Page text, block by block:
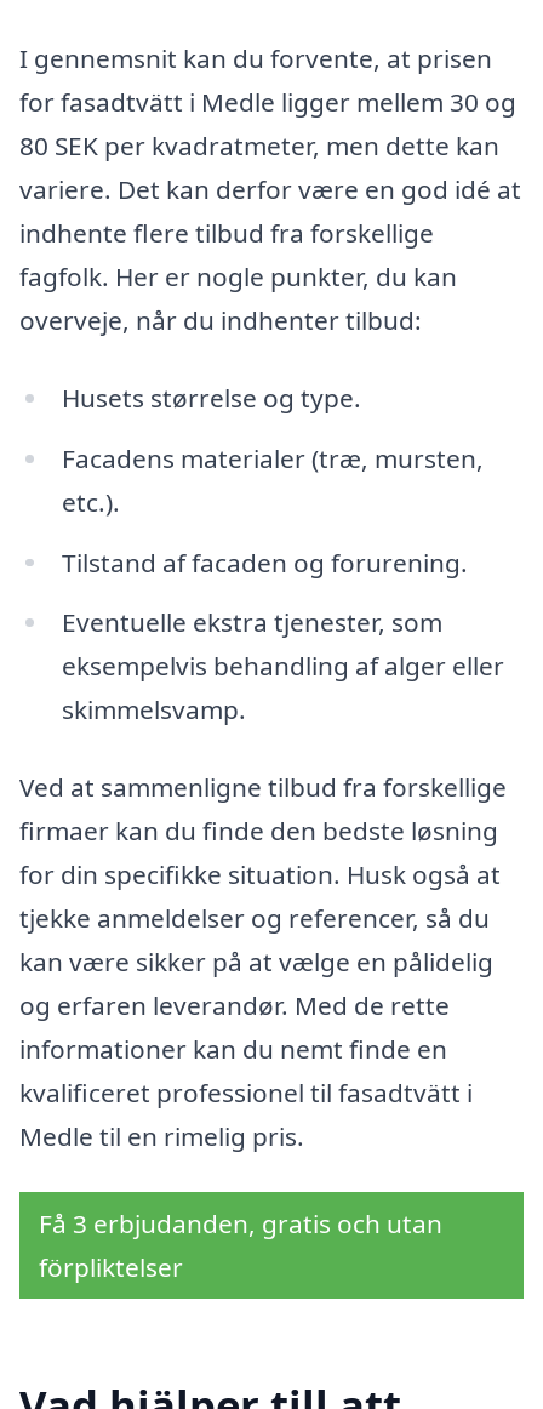
I gennemsnit kan du forvente, at prisen
for fasadtvätt i Medle ligger mellem 30 og
80 SEK per kvadratmeter, men dette kan
variere. Det kan derfor være en god idé at
indhente flere tilbud fra forskellige
fagfolk. Her er nogle punkter, du kan
overveje, når du indhenter tilbud:
Husets størrelse og type.
Facadens materialer (træ, mursten,
etc.).
Tilstand af facaden og forurening.
Eventuelle ekstra tjenester, som
eksempelvis behandling af alger eller
skimmelsvamp.
Ved at sammenligne tilbud fra forskellige
firmaer kan du finde den bedste løsning
for din specifikke situation. Husk også at
tjekke anmeldelser og referencer, så du
kan være sikker på at vælge en pålidelig
og erfaren leverandør. Med de rette
informationer kan du nemt finde en
kvalificeret professionel til fasadtvätt i
Medle til en rimelig pris.
Få 3 erbjudanden, gratis och utan
förpliktelser